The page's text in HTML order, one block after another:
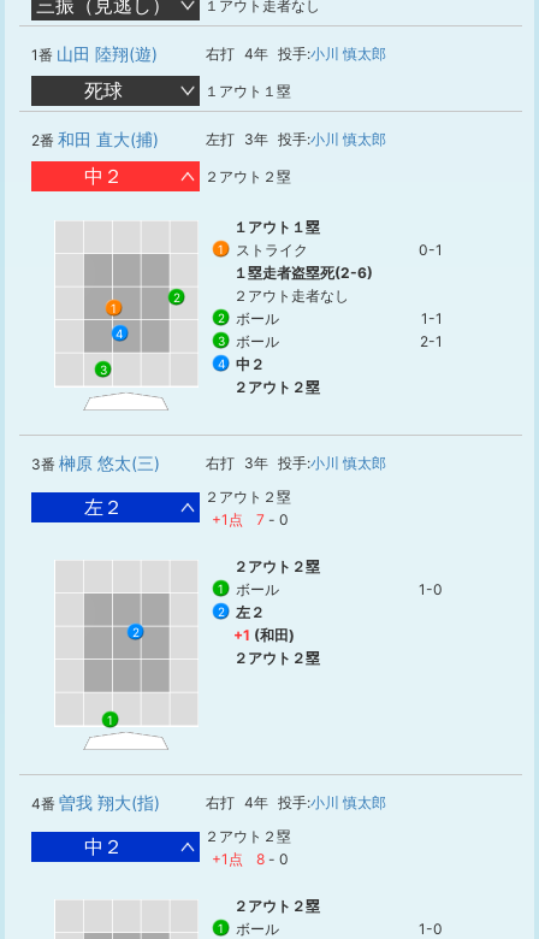
三振（見逃し） １アウト走者なし
1番 山田 陸翔(遊) 右打 4年 投手:小川 慎太郎
死球 １アウト１塁
2番 和田 直大(捕) 左打 3年 投手:小川 慎太郎
中２ ２アウト２塁
1
2
3
4
１アウト１塁
1 ストライク
0-1
１塁走者盗塁死(2-6)
２アウト走者なし
2 ボール 1-1
3 ボール 2-1
4
中２
２アウト２塁
3番 榊原 悠太(三) 右打 3年 投手:小川 慎太郎
左２
２アウト２塁
+1点
7 - 0
1
2
２アウト２塁
1 ボール 1-0
2
左２
+1 (和田)
２アウト２塁
4番 曽我 翔大(指) 右打 4年 投手:小川 慎太郎
中２
２アウト２塁
+1点
8 - 0
２アウト２塁
1 ボール 1-0